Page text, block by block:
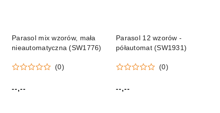
Parasol mix wzorów, mała
nieautomatyczna (SW1776)
(0)
Cena:
--,--
Parasol 12 wzorów -
półautomat (SW1931)
(0)
Cena:
--,--